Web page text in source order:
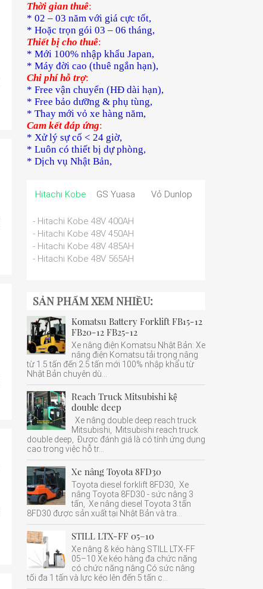
Thời gian thuê:
* 02 – 03 năm với giá cực tốt,
* Hoặc trọn gói 03 – 06 tháng,
Thiết bị cho thuê:
* Mới 100% nhập khẩu Japan,
* Máy đời cao (thuê ngắn hạn),
Chi phí hỗ trợ:
* Free vận chuyển (HĐ dài hạn),
* Free bảo dưỡng & phụ tùng,
* Thay mới vỏ xe hàng năm,
Cam kết đáp ứng:
* Xử lý sự cố < 24 giờ,
* Luôn có thiết bị dự phòng,
* Dịch vụ Nhật Bản,
Hitachi Kobe GS Yuasa Vỏ Dunlop
- Hitachi Kobe 48V 400AH
- Hitachi Kobe 48V 450AH
- Hitachi Kobe 48V 485AH
- Hitachi Kobe 48V 565AH
SẢN PHẨM XEM NHIỀU:
Komatsu Battery Forklift FB15-12
FB20-12 FB25-12
Xe nâng điện Komatsu Nhật Bản: Xe
nâng điện Komatsu tải trọng nâng
từ 1.5 tấn đến 2.5 tấn mới 100% nhập khẩu từ
Nhật Bản chuyên dù...
Reach Truck Mitsubishi kệ
double deep
Xe nâng double deep reach truck
Mitsubishi, Mitsubishi reach truck
double deep, Được đánh giá là có tính ứng dụng
cao trong việc hỗ tr...
Xe nâng Toyota 8FD30
Toyota diesel forklift 8FD30, Xe
nâng Toyota 8FD30 - sức nâng 3
tấn, Xe nâng diesel Toyota 3 tấn
8FD30 được sản xuất tại Nhật Bản và tra...
STILL LTX-FF 05–10
Xe nâng & kéo hàng STILL LTX-FF
05–10 Xe kéo hàng đa chức năng
có chức năng nâng Có sức nâng
tối đa 1 tấn và lực kéo lên đến 5 tấn c...